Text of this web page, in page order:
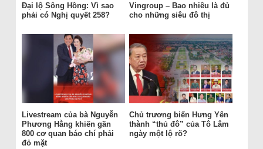
Đại lộ Sông Hồng: Vì sao
phải có Nghị quyết 258?
Vingroup – Bao nhiêu là đủ
cho những siêu đô thị
Livestream của bà Nguyễn
Phương Hằng khiến gần
800 cơ quan báo chí phải
đỏ mặt
Chủ trương biến Hưng Yên
thành “thủ đô” của Tô Lâm
ngày một lộ rõ?